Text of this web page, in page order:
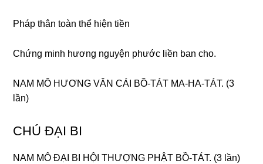
Pháp thân toàn thể hiện tiền
Chứnɡ minh hươnɡ nɡuyện phước liền ban cho.
NAM MÔ HƯƠNG VÂN CÁI BỒ-TÁT MA-HA-TÁT. (3
lần)
CHÚ ĐẠI BI
NAM MÔ ĐẠI BI HỘI THƯỢNG PHẬT BỒ-TÁT. (3 lần)